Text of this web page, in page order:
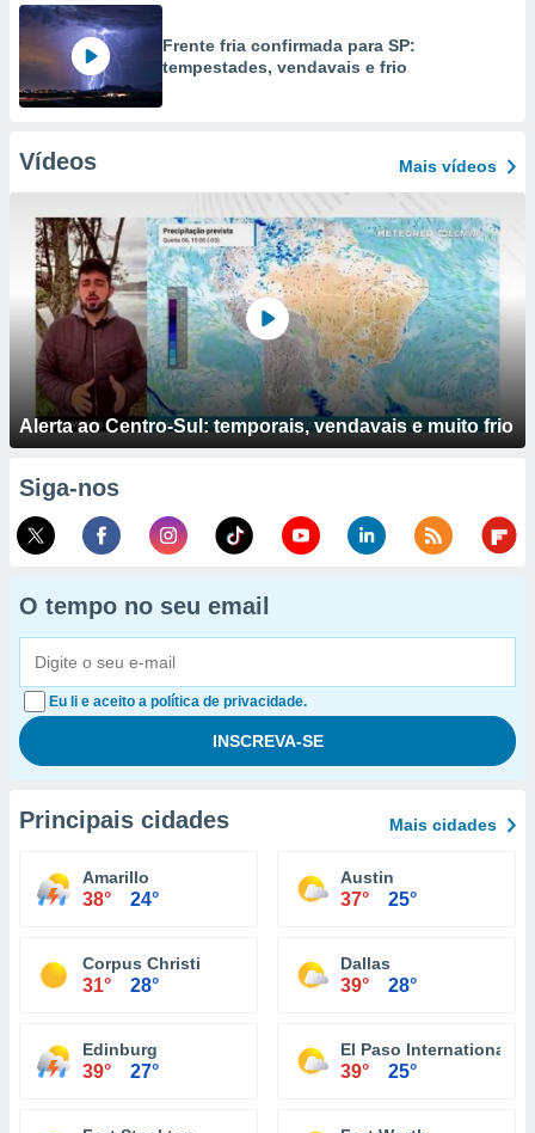
Frente fria confirmada para SP:
tempestades, vendavais e frio
Vídeos Mais vídeos
Alerta ao Centro-Sul: temporais, vendavais e muito frio
Siga-nos
O tempo no seu email
Eu li e aceito a política de privacidade.
Principais cidades Mais cidades
Amarillo
38° 24°
Austin
37° 25°
Corpus Christi
31° 28°
Dallas
39° 28°
Edinburg
39° 27°
El Paso International
39° 25°